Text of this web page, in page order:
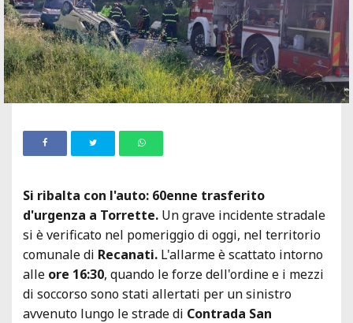
Si ribalta con l'auto: 60enne trasferito
d'urgenza a Torrette. Un grave incidente stradale
si è verificato nel pomeriggio di oggi, nel territorio
comunale di Recanati. L'allarme è scattato intorno
alle ore 16:30, quando le forze dell'ordine e i mezzi
di soccorso sono stati allertati per un sinistro
avvenuto lungo le strade di Contrada San